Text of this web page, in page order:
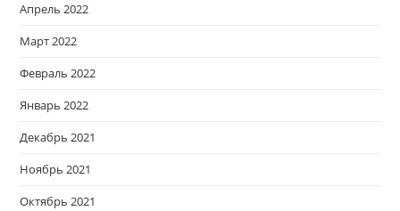
Апрель 2022
Март 2022
Февраль 2022
Январь 2022
Декабрь 2021
Ноябрь 2021
Октябрь 2021